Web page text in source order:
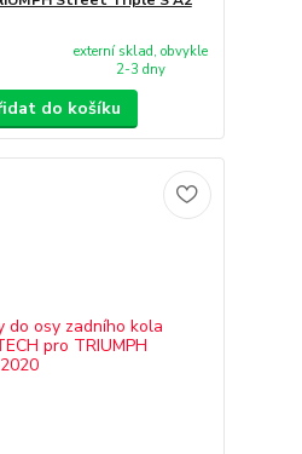
externí sklad, obvykle
2-3 dny
do košíku